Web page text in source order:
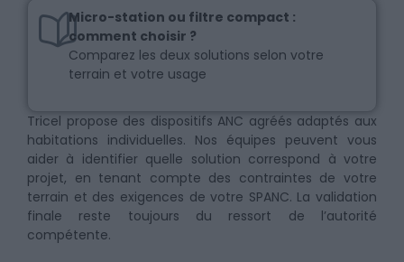
Micro-station ou filtre compact :
comment choisir ?
Comparez les deux solutions selon votre
terrain et votre usage
Tricel propose des dispositifs ANC agréés adaptés aux
habitations individuelles. Nos équipes peuvent vous
aider à identifier quelle solution correspond à votre
projet, en tenant compte des contraintes de votre
terrain et des exigences de votre SPANC. La validation
finale reste toujours du ressort de l’autorité
compétente.